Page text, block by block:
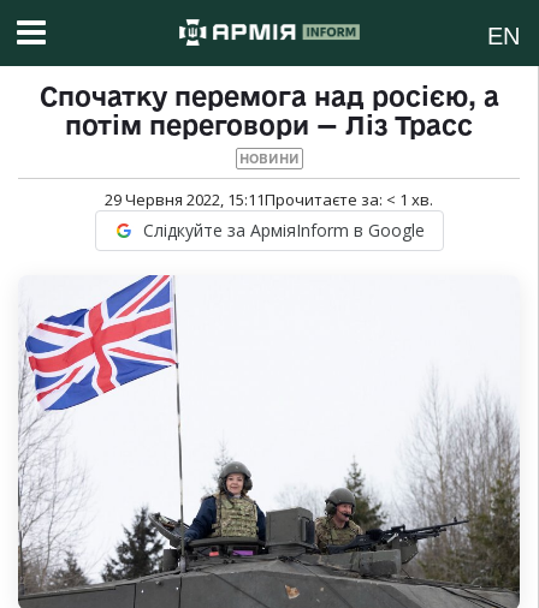
EN
Спочатку перемога над росією, а
потім переговори — Ліз Трасс
НОВИНИ
29 Червня 2022, 15:11Прочитаєте за: < 1 хв.
Слідкуйте за АрміяInform в Google